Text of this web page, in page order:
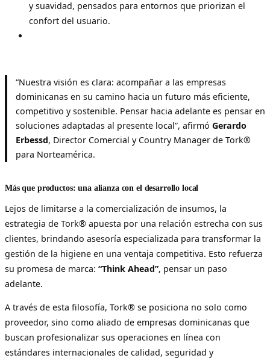
y suavidad, pensados para entornos que priorizan el
confort del usuario.
“Nuestra visión es clara: acompañar a las empresas
dominicanas en su camino hacia un futuro más eficiente,
competitivo y sostenible. Pensar hacia adelante es pensar en
soluciones adaptadas al presente local”, afirmó Gerardo
Erbessd, Director Comercial y Country Manager de Tork®
para Norteamérica.
Más que productos: una alianza con el desarrollo local
Lejos de limitarse a la comercialización de insumos, la
estrategia de Tork® apuesta por una relación estrecha con sus
clientes, brindando asesoría especializada para transformar la
gestión de la higiene en una ventaja competitiva. Esto refuerza
su promesa de marca: “Think Ahead”, pensar un paso
adelante.
A través de esta filosofía, Tork® se posiciona no solo como
proveedor, sino como aliado de empresas dominicanas que
buscan profesionalizar sus operaciones en línea con
estándares internacionales de calidad, seguridad y